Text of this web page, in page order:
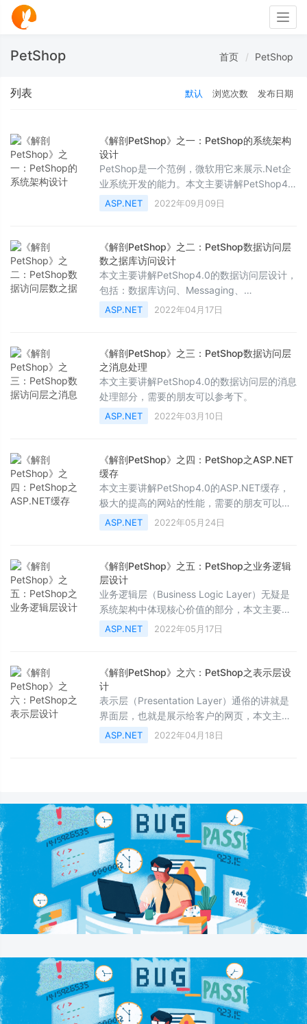
PetShop 首页 PetShop
列表 默认 浏览次数 发布日期
《解剖PetShop》之一：PetShop的系统架构
设计
PetShop是一个范例，微软用它来展示.Net企
业系统开发的能力。本文主要讲解PetShop4.0
的系统架构设计，需要的朋友可以参考下。
ASP.NET 2022年09月09日
《解剖PetShop》之二：PetShop数据访问层
数之据库访问设计
本文主要讲解PetShop4.0的数据访问层设计，
包括：数据库访问、Messaging、
MemberShip、Profile四部分，需要的朋友可
以参考下。
ASP.NET 2022年04月17日
《解剖PetShop》之三：PetShop数据访问层
之消息处理
本文主要讲解PetShop4.0的数据访问层的消息
处理部分，需要的朋友可以参考下。
ASP.NET 2022年03月10日
《解剖PetShop》之四：PetShop之ASP.NET
缓存
本文主要讲解PetShop4.0的ASP.NET缓存，
极大的提高的网站的性能，需要的朋友可以参
考下。
ASP.NET 2022年05月24日
《解剖PetShop》之五：PetShop之业务逻辑
层设计
业务逻辑层（Business Logic Layer）无疑是
系统架构中体现核心价值的部分，本文主要讲
解PetShop4.0的业务逻辑层设计，需要的朋友
可以参考下。
ASP.NET 2022年05月17日
《解剖PetShop》之六：PetShop之表示层设
计
表示层（Presentation Layer）通俗的讲就是
界面层，也就是展示给客户的网页，本文主要
讲解PetShop4.0的表示层设计，需要的朋友可
以参考下。
ASP.NET 2022年04月18日